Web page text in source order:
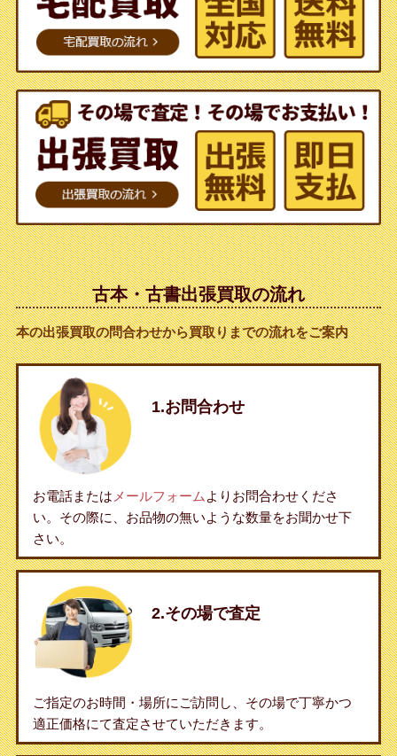
古本・古書出張買取の流れ
本の出張買取の問合わせから買取りまでの流れをご案内
1.お問合わせ
お電話または メールフォーム よりお問合わせくださ
い。その際に、お品物の無いような数量をお聞かせ下
さい。
2.その場で査定
ご指定のお時間・場所にご訪問し、その場で丁寧かつ
適正価格にて査定させていただきます。